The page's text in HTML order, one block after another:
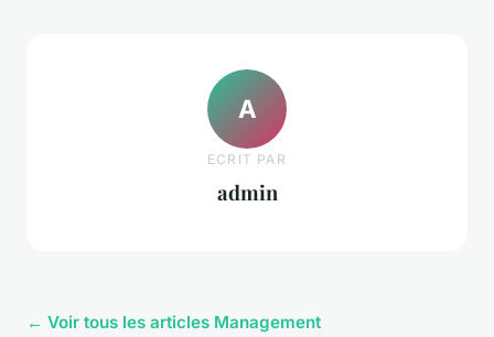
A
ECRIT PAR
admin
← Voir tous les articles Management